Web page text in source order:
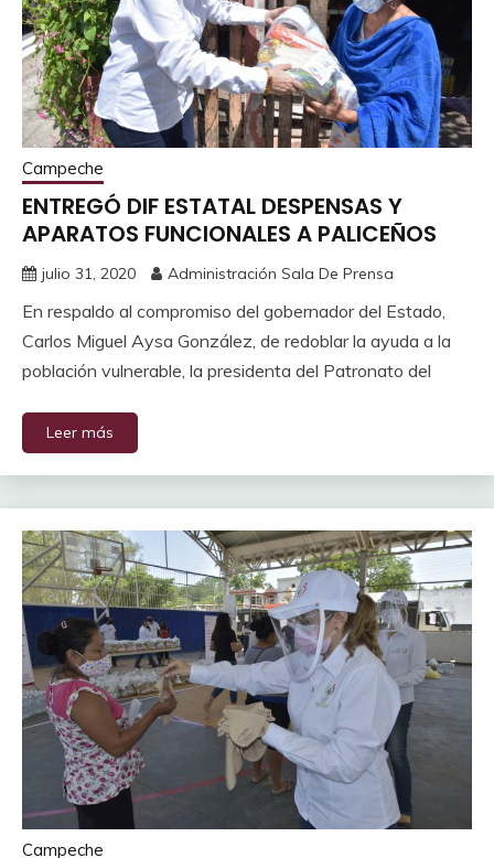
Campeche
ENTREGÓ DIF ESTATAL DESPENSAS Y
APARATOS FUNCIONALES A PALICEÑOS
julio 31, 2020 Administración Sala De Prensa
En respaldo al compromiso del gobernador del Estado,
Carlos Miguel Aysa González, de redoblar la ayuda a la
población vulnerable, la presidenta del Patronato del
Leer más
Campeche